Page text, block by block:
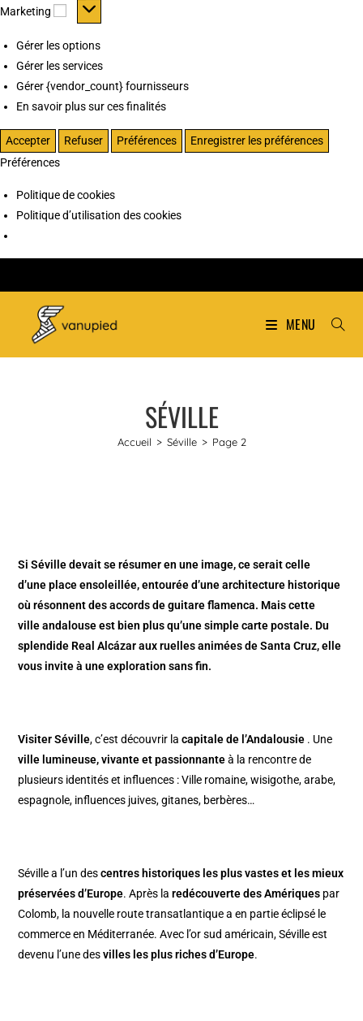
Marketing Marketing
Gérer les options
Gérer les services
Gérer {vendor_count} fournisseurs
En savoir plus sur ces finalités
Accepter Refuser Préférences
Enregistrer les préférences
Préférences
Politique de cookies
Politique d’utilisation des cookies
MENU
SÉVILLE
Accueil > Séville > Page 2
Si Séville devait se résumer en une image, ce serait celle
d’une place ensoleillée, entourée d’une architecture historique
où résonnent des accords de guitare flamenca. Mais cette
ville andalouse est bien plus qu’une simple carte postale. Du
splendide Real Alcázar aux ruelles animées de Santa Cruz, elle
vous invite à une exploration sans fin.
Visiter Séville, c’est découvrir lacapitale de l’Andalousie . Une
ville lumineuse, vivante et passionnanteà la rencontre de
plusieurs identités et influences : Ville romaine, wisigothe, arabe,
espagnole, influences juives, gitanes, berbères…
Séville a l’un descentres historiques les plus vastes et les mieux
préservées d’Europe. Après laredécouverte des Amériques par
Colomb, la nouvelle route transatlantique a en partie éclipsé le
commerce en Méditerranée. Avec l’or sud américain, Séville est
devenu l’une desvilles les plus riches d’Europe.